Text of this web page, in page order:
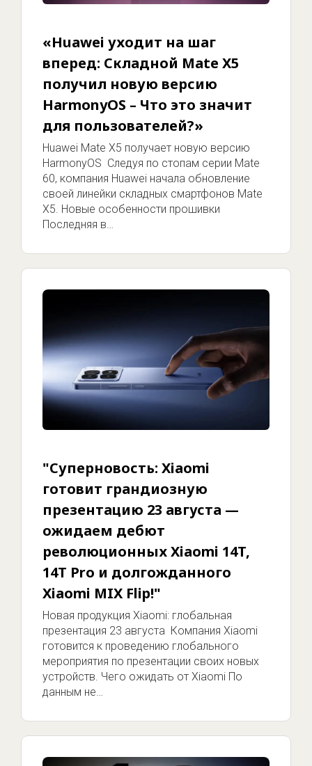
«Huawei уходит на шаг
вперед: Складной Mate X5
получил новую версию
HarmonyOS – Что это значит
для пользователей?»
Huawei Mate X5 получает новую версию
HarmonyOS Следуя по стопам серии Mate
60, компания Huawei начала обновление
своей линейки складных смартфонов Mate
X5. Новые особенности прошивки
Последняя в…
"Суперновость: Xiaomi
готовит грандиозную
презентацию 23 августа —
ожидаем дебют
революционных Xiaomi 14T,
14T Pro и долгожданного
Xiaomi MIX Flip!"
Новая продукция Xiaomi: глобальная
презентация 23 августа Компания Xiaomi
готовится к проведению глобального
мероприятия по презентации своих новых
устройств. Чего ожидать от Xiaomi По
данным не…